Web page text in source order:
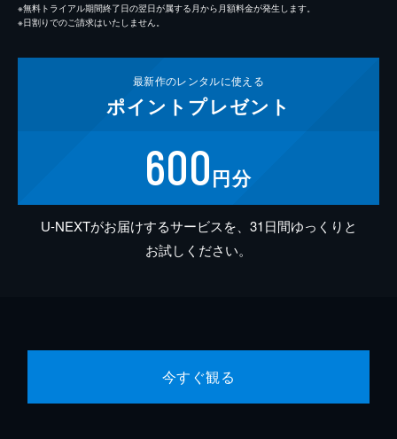
※無料トライアル期間終了日の翌日が属する月から月額料金が発生します。
※日割りでのご請求はいたしません。
最新作のレンタルに使える
ポイント プレゼント
600円分
U-NEXTがお届けするサービスを、31日間ゆっくりと
お試しください。
今すぐ観る